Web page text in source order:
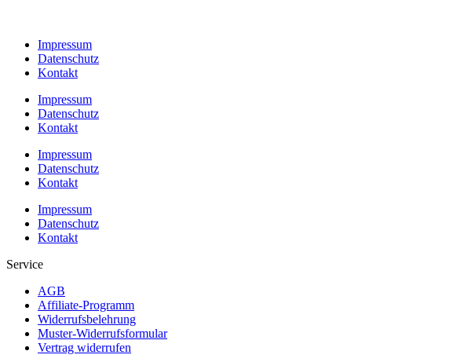
Impressum
Datenschutz
Kontakt
Impressum
Datenschutz
Kontakt
Impressum
Datenschutz
Kontakt
Impressum
Datenschutz
Kontakt
Service
AGB
Affiliate-Programm
Widerrufsbelehrung
Muster-Widerrufsformular
Vertrag widerrufen